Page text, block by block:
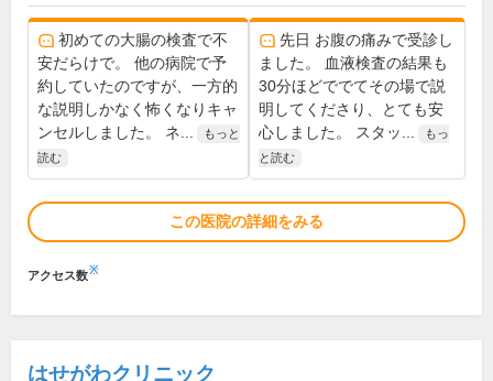
初めての大腸の検査で不
安だらけで。 他の病院で予
約していたのですが、一方的
な説明しかなく怖くなりキャ
ンセルしました。 ネ...
もっと
読む
先日 お腹の痛みで受診し
ました。 血液検査の結果も
30分ほどででてその場で説
明してくださり、とても安
心しました。 スタッ...
もっ
と読む
この医院の詳細をみる
アクセス数※
はせがわクリニック